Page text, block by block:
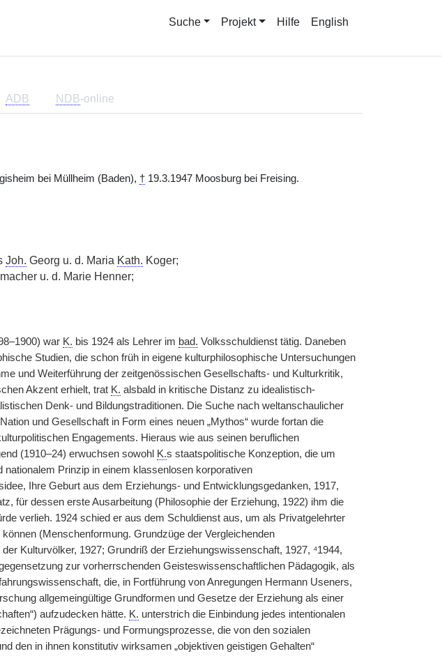
Suche Projekt Hilfe English
ADB NDB-online
bei Müllheim (Baden), †19.3.1947 Moosburg bei Freising.
Joh. Georg u. d. Maria Kath. Koger;
u. d. Marie Henner;
war K. bis 1924 als Lehrer im bad. Volksschuldienst tätig. Daneben
Studien, die schon früh in eigene kulturphilosophische Untersuchungen
und Weiterführung der zeitgenössischen Gesellschafts- und Kulturkritik,
Akzent erhielt, trat K. alsbald in kritische Distanz zu idealistisch-
Denk- und Bildungstraditionen. Die Suche nach weltanschaulicher
und Gesellschaft in Form eines neuen „Mythos“ wurde fortan die
Engagements. Hieraus wie aus seinen beruflichen
(1910–24) erwuchsen sowohl K.s staatspolitische Konzeption, die um
Prinzip in einem klassenlosen korporativen
Ihre Geburt aus dem Erziehungs- und Entwicklungsgedanken, 1917,
für dessen erste Ausarbeitung (Philosophie der Erziehung, 1922) ihm die
verlieh. 1924 schied er aus dem Schuldienst aus, um als Privatgelehrter
(Menschenformung. Grundzüge der Vergleichenden
Kulturvölker, 1927; Grundriß der Erziehungswissenschaft, 1927, ⁴1944,
zur vorherrschenden Geisteswissenschaftlichen Pädagogik, als
die, in Fortführung von Anregungen Hermann Useners,
allgemeingültige Grundformen und Gesetze der Erziehung als einer
aufzudecken hätte. K. unterstrich die Einbindung jedes intentionalen
Prägungs- und Formungsprozesse, die von den sozialen
den in ihnen konstitutiv wirksamen „objektiven geistigen Gehalten“